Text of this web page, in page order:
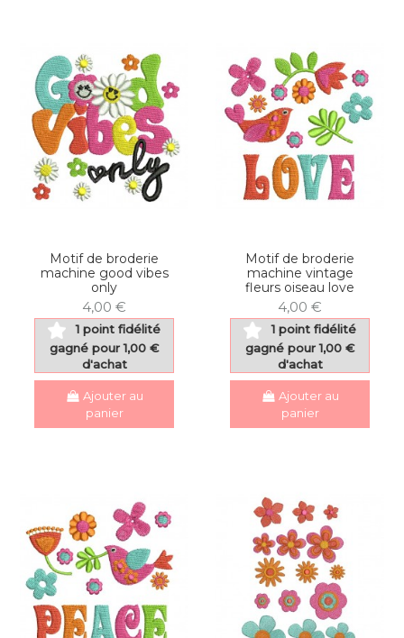
Motif de broderie
machine good vibes
only
4,00 €
1 point fidélité
gagné pour 1,00 €
d'achat
Ajouter au
panier
Motif de broderie
machine vintage
fleurs oiseau love
4,00 €
1 point fidélité
gagné pour 1,00 €
d'achat
Ajouter au
panier